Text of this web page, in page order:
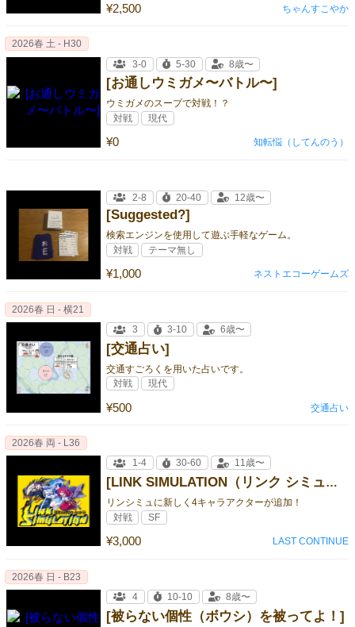
¥2,500 ちゃんすこやか
[お通しウミガメ〜バトル〜]
ウミガメのスープで対戦！？
¥0
2026春 土 - H30
3-0
5-30 8歳〜
対戦 現代
知転悩（してんのう）
[Suggested?]
検索エンジンを使用して遊ぶ手軽なゲーム。
¥1,000
2-8 20-40 12歳〜
対戦 テーマ無し
ネストエコーゲームズ
[交通占い]
交通すごろくを用いた占いです。
¥500
2026春 日 - 横21
3
3-10 6歳〜
対戦 現代
交通占い
[LINK SIMULATION（リンク シミュレーション）追加キャラクターセット①]
リンシミュに新しく4キャラアクターが追加！
¥3,000
2026春 両 - L36
1-4
30-60 11歳〜
対戦 SF
LAST CONTINUE
[被らない個性（ボウシ）を被ってよ！]
2026春 日 - B23
4
10-10 8歳〜